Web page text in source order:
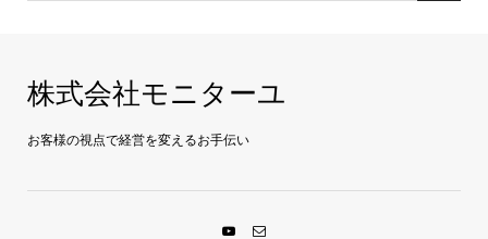
株式会社モニターユ
お客様の視点で経営を変えるお手伝い